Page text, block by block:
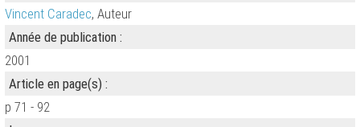
Vincent Caradec, Auteur
Année de publication :
2001
Article en page(s) :
p 71 - 92